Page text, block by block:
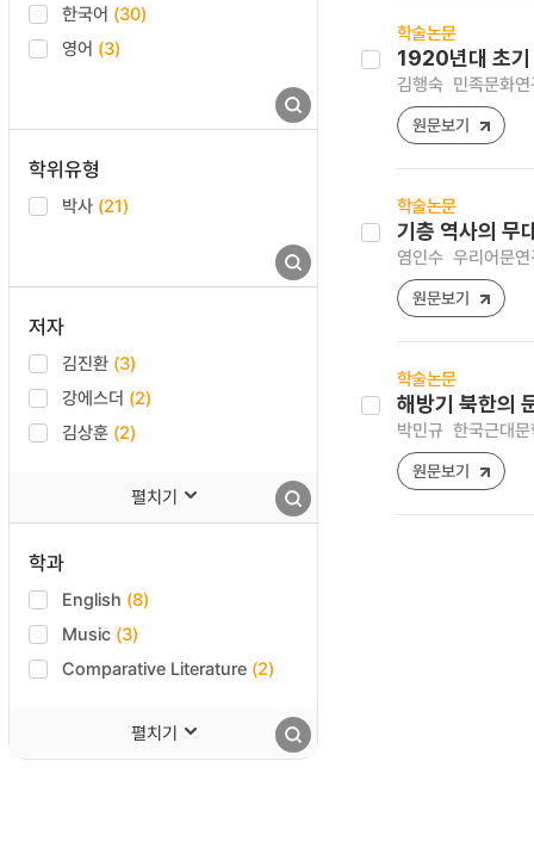
한국어 (30)
영어 (3)
학위유형
박사 (21)
저자
김진환 (3)
강에스더 (2)
김상훈 (2)
펼치기
학과
English (8)
Music (3)
Comparative Literature (2)
펼치기
학술논문
1920년대 초기
김행숙 민족문화
원문보기
학술논문
기층 역사의 무
염인수 우리어문
원문보기
학술논문
해방기 북한의
박민규 한국근대
원문보기